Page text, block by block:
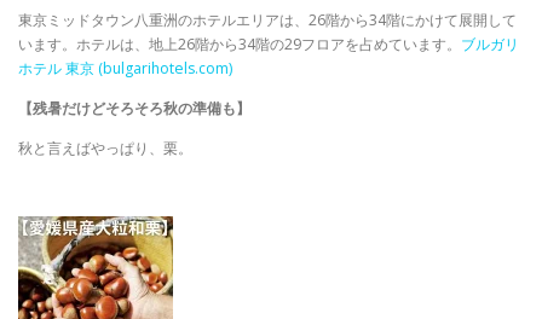
東京ミッドタウン八重洲のホテルエリアは、26階から34階にかけて展開して
います。ホテルは、地上26階から34階の29フロアを占めています。 ブルガリ
ホテル 東京 (bulgarihotels.com)
【残暑だけどそろそろ秋の準備も】​
秋と言えばやっぱり、栗。